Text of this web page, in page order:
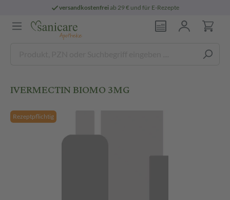
versandkostenfreiab 29 € und für E-Rezepte
IVERMECTIN BIOMO 3MG
Rezeptpflichtig